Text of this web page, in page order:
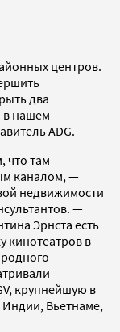
центров.
два
в нашем
ADG.
что там
каналом, —
недвижимости
—
Эрнста есть
кинотеатров в
крупнейшую в
Вьетнаме,